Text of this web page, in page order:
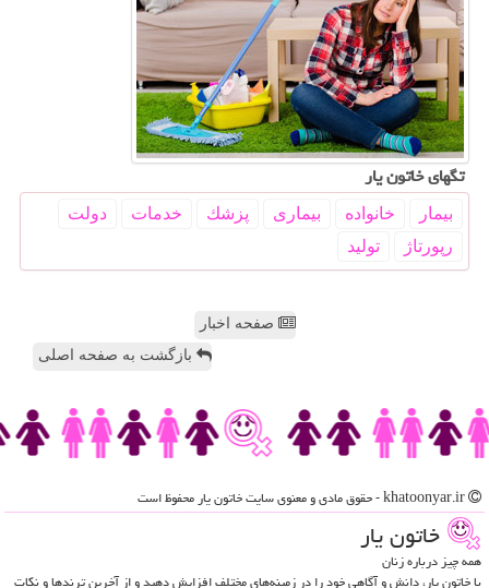
تگهای خاتون یار
بیمار خانواده بیماری پزشك خدمات
دولت
رپورتاژ
تولید
صفحه اخبار
بازگشت به صفحه اصلی
خاتون یار
همه چیز درباره زنان
با خاتون یار، دانش و آگاهی خود را در زمینه‌های مختلف افزایش دهید و از آخرین ترندها و نکات